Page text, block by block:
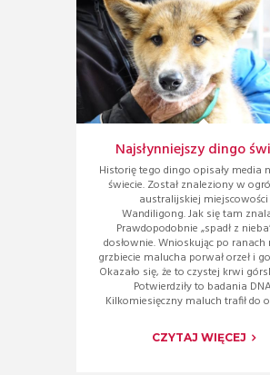
Najsłynniejszy dingo
Historię tego dingo opisały media
świecie. Został znaleziony w
australijskiej miejscowości
Wandiligong. Jak się tam
Prawdopodobnie „spadł z
dosłownie. Wnioskując po ranach
grzbiecie malucha porwał orzeł i
Okazało się, że to czystej krwi
Potwierdziły to badania
Kilkomiesięczny maluch trafił do
CZYTAJ WIĘCEJ